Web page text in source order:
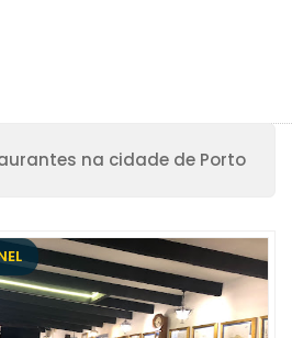
na cidade de Porto